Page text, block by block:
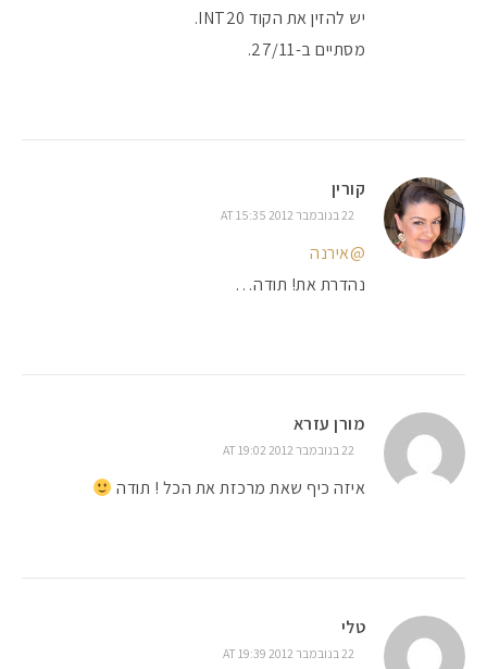
יש להזין את הקוד INT20.
מסתיים ב-27/11.
קורין
22 בנובמבר 2012 AT 15:35
@אירנה
נהדרת את! תודה…
מורן עזרא
22 בנובמבר 2012 AT 19:02
איזה כיף שאת מרכזת את הכל ! תודה
טלי
22 בנובמבר 2012 AT 19:39